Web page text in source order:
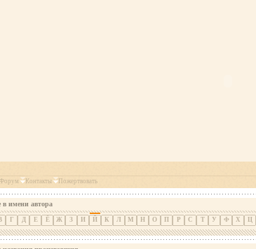
Форум
Контакты Пожертвовать
в имени автора
Г Д Е Ё Ж З И Й К Л М Н О П Р С Т У Ф Х Ц